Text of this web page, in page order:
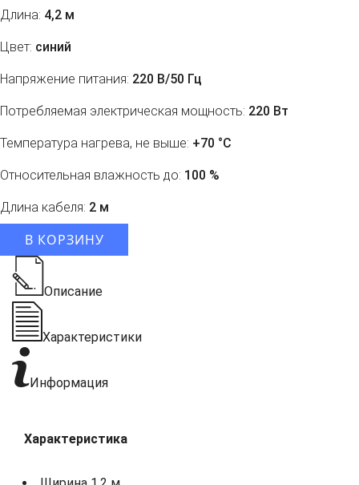
Длина: 4,2 м
Цвет: синий
Напряжение питания: 220 В/50 Гц
Потребляемая электрическая мощность: 220 Вт
Температура нагрева, не выше: +70 °С
Относительная влажность до: 100 %
Длина кабеля: 2 м
В КОРЗИНУ
Описание
Характеристики
Информация
Характеристика